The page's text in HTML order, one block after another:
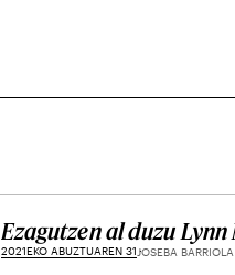
Ezagutzen al duzu Lynn
2021EKO ABUZTUAREN 31 JOSEBA BARRIOLA